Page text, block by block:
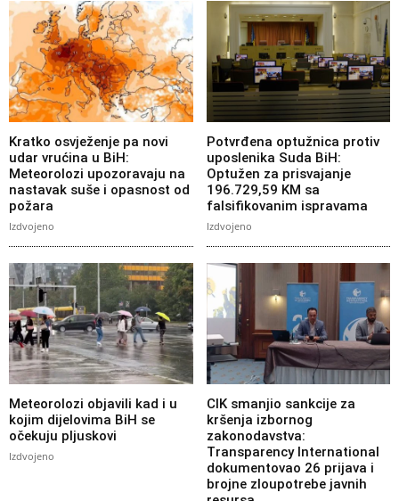
Kratko osvježenje pa novi
udar vrućina u BiH:
Meteorolozi upozoravaju na
nastavak suše i opasnost od
požara
Izdvojeno
Potvrđena optužnica protiv
uposlenika Suda BiH:
Optužen za prisvajanje
196.729,59 KM sa
falsifikovanim ispravama
Izdvojeno
Meteorolozi objavili kad i u
kojim dijelovima BiH se
očekuju pljuskovi
Izdvojeno
CIK smanjio sankcije za
kršenja izbornog
zakonodavstva:
Transparency International
dokumentovao 26 prijava i
brojne zloupotrebe javnih